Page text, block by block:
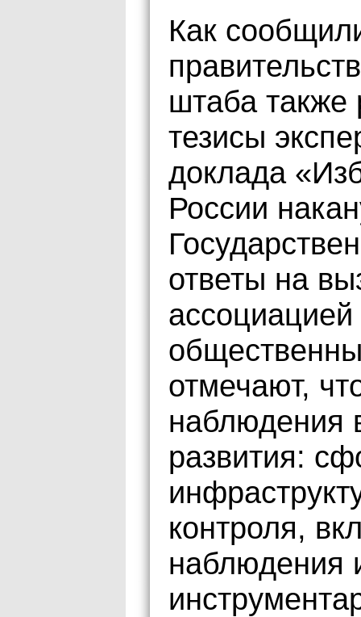
Как
штаба также
тезисы
доклада
России
ответы на
отмечают,
наблюдения
развития:
контроля,
наблюдения